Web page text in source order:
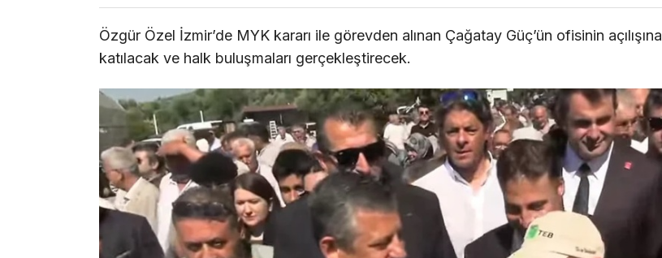
Özgür Özel İzmir’de MYK kararı ile görevden alınan Çağatay Güç’ün ofisinin açılışına
katılacak ve halk buluşmaları gerçekleştirecek.